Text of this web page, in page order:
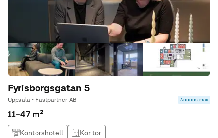
Fyrisborgsgatan 5
Uppsala • Fastpartner AB Annons max
11–47 m²
Kontorshotell Kontor